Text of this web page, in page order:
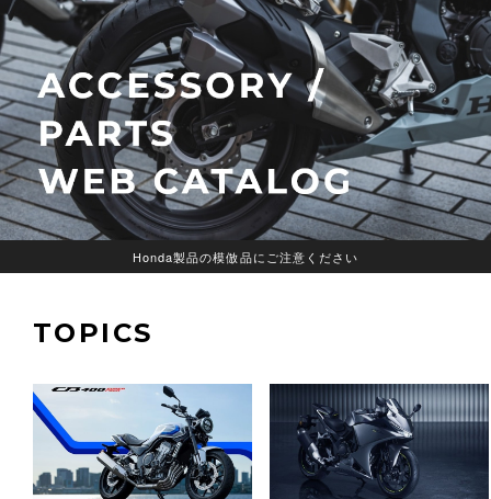
Honda製品の模倣品にご注意ください
TOPICS